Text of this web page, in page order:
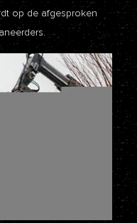
op de afgesproken